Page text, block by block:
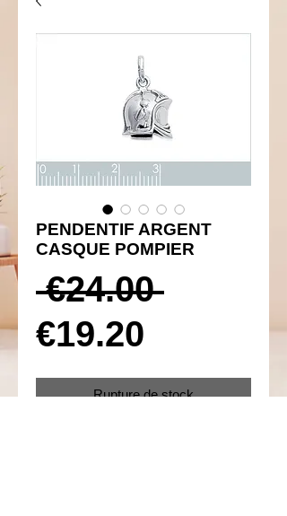
PENDENTIF ARGENT
CASQUE POMPIER
€24.00 Prix
original
€19.20
Rupture de stock